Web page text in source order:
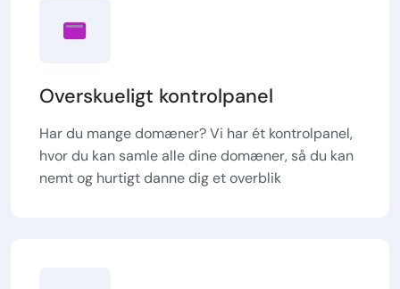
Overskueligt kontrolpanel
Har du mange domæner? Vi har ét kontrolpanel,
hvor du kan samle alle dine domæner, så du kan
nemt og hurtigt danne dig et overblik